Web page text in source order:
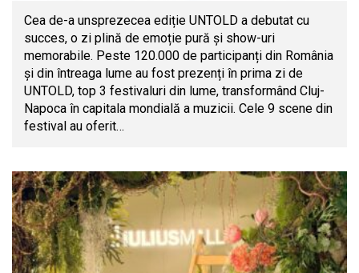
Cea de-a unsprezecea ediție UNTOLD a debutat cu
succes, o zi plină de emoție pură și show-uri
memorabile. Peste 120.000 de participanți din România
și din întreaga lume au fost prezenți în prima zi de
UNTOLD, top 3 festivaluri din lume, transformând Cluj-
Napoca în capitala mondială a muzicii. Cele 9 scene din
festival au oferit…